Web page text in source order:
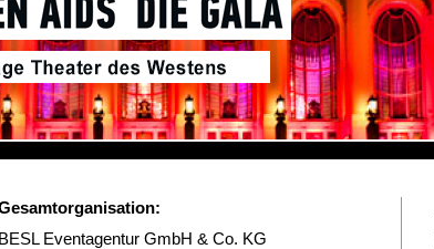
Die Gala
des Westens
BESL Eventagentur GmbH & Co. KG